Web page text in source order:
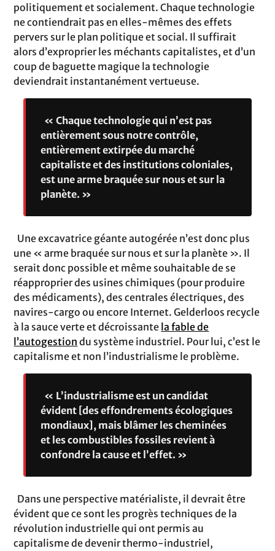
politiquement et socialement. Chaque technologie
ne contiendrait pas en elles-mêmes des effets
pervers sur le plan politique et social. Il suffirait
alors d’exproprier les méchants capitalistes, et d’un
coup de baguette magique la technologie
deviendrait instantanément vertueuse.
« Chaque technologie qui n’est pas
entièrement sous notre contrôle,
entièrement extirpée du marché
capitaliste et des institutions coloniales,
est une arme braquée sur nous et sur la
planète. »
Une excavatrice géante autogérée n’est donc plus
une « arme braquée sur nous et sur la planète ». Il
serait donc possible et même souhaitable de se
réapproprier des usines chimiques (pour produire
des médicaments), des centrales électriques, des
navires-cargo ou encore Internet. Gelderloos recycle
à la sauce verte et décroissante la fable de
l’autogestion du système industriel. Pour lui, c’est le
capitalisme et non l’industrialisme le problème.
« L’industrialisme est un candidat
évident [des effondrements écologiques
mondiaux], mais blâmer les cheminées
et les combustibles fossiles revient à
confondre la cause et l’effet. »
Dans une perspective matérialiste, il devrait être
évident que ce sont les progrès techniques de la
révolution industrielle qui ont permis au
capitalisme de devenir thermo-industriel,